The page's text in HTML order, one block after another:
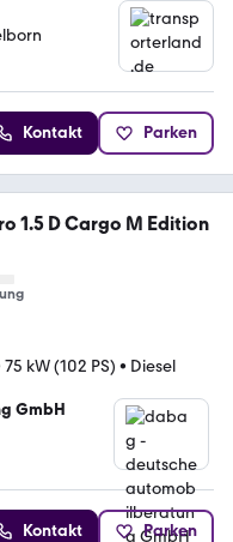
Kontakt Parken
1.5 D Cargo M Edition
75 kW (102 PS) • Diesel
GmbH
Kontakt Parken